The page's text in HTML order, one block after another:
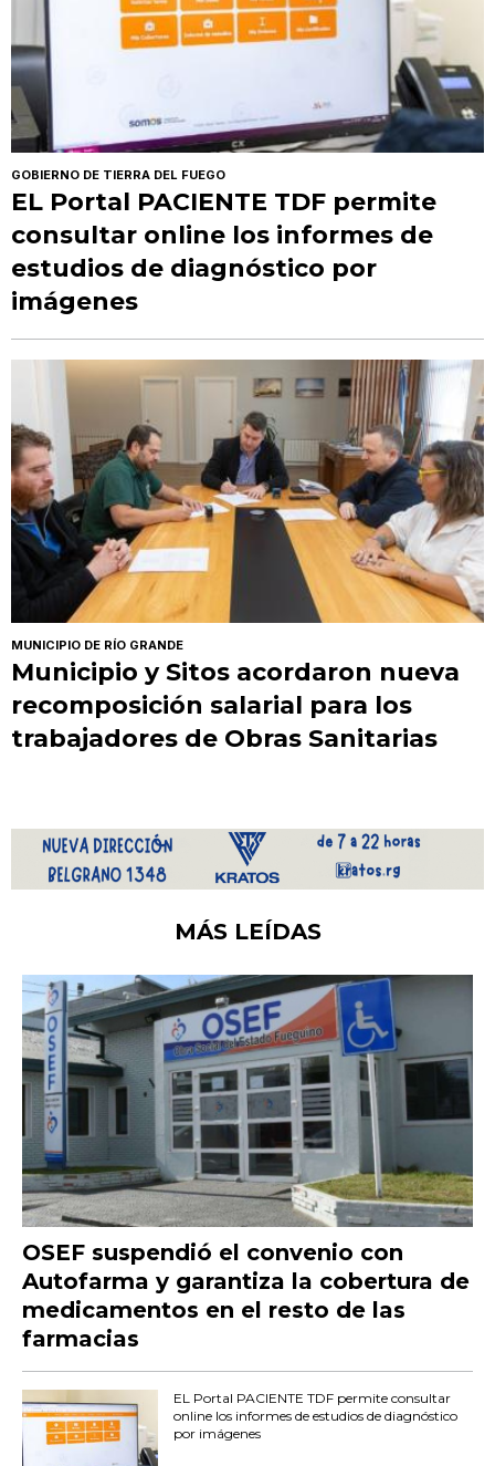
GOBIERNO DE TIERRA DEL FUEGO
EL Portal PACIENTE TDF permite
consultar online los informes de
estudios de diagnóstico por
imágenes
MUNICIPIO DE RÍO GRANDE
Municipio y Sitos acordaron nueva
recomposición salarial para los
trabajadores de Obras Sanitarias
MÁS LEÍDAS
OSEF suspendió el convenio con
Autofarma y garantiza la cobertura de
medicamentos en el resto de las
farmacias
EL Portal PACIENTE TDF permite consultar
online los informes de estudios de diagnóstico
por imágenes